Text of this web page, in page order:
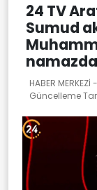
24 TV
Sumud
HABER MERKEZİ -
Güncelleme